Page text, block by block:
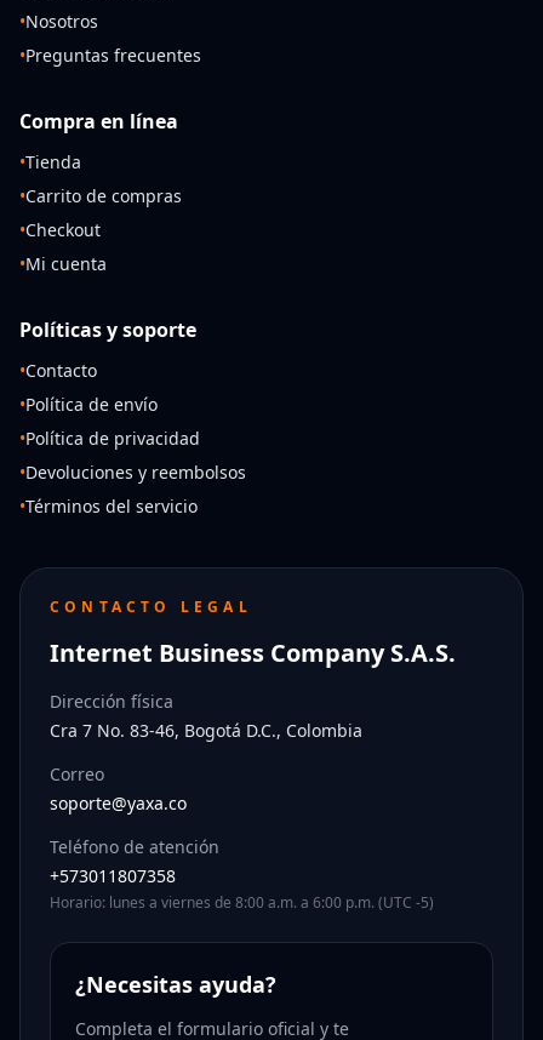
•Nosotros
•Preguntas frecuentes
Compra en línea
•Tienda
•Carrito de compras
•Checkout
•Mi cuenta
Políticas y soporte
•Contacto
•Política de envío
•Política de privacidad
•Devoluciones y reembolsos
•Términos del servicio
CONTACTO LEGAL
Internet Business Company S.A.S.
Dirección física
Cra 7 No. 83-46, Bogotá D.C., Colombia
Correo
soporte@yaxa.co
Teléfono de atención
+573011807358
Horario: lunes a viernes de 8:00 a.m. a 6:00 p.m. (UTC -5)
¿Necesitas ayuda?
Completa el formulario oficial y te